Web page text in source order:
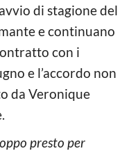
di stagione del
e continuano
con i
e l’accordo non
da Veronique
presto per